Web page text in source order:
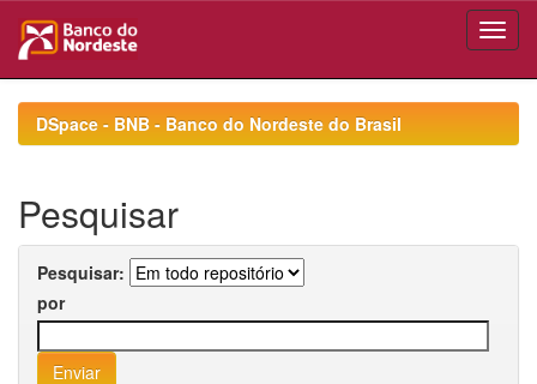
navigationDSpace - BNB - Banco do Nordeste do Brasil
Pesquisar
Pesquisar:
por